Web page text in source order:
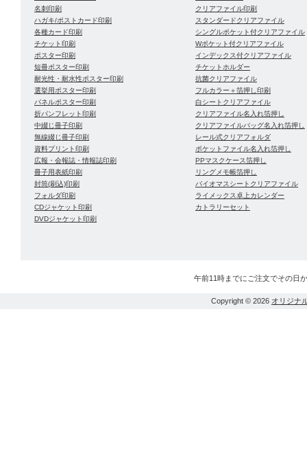
名刺印刷
ハガキ/ポストカード印刷
各種カード印刷
チケット印刷
ポスター印刷
短冊ポスター印刷
耐光性・耐水性ポスター印刷
選挙用ポスター印刷
パネルポスター印刷
折パンフレット印刷
中綴じ冊子印刷
無線綴じ冊子印刷
資料プリント印刷
広報・会報誌・情報誌印刷
冊子用表紙印刷
封筒(刷込)印刷
フォルダ印刷
CDジャケット印刷
DVDジャケット印刷
クリアファイル印刷
スタンダードクリアファイル
シングルポケット付クリアファイル
Wポケット付クリアファイル
インデックス付クリアファイル
チケットホルダー
抗菌クリアファイル
フルカラー＋箔押し印刷
白シートクリアファイル
クリアファイル名入れ箔押し
クリアファイルバッグ名入れ箔押し
レール式クリアフォルダ
ポケットファイル名入れ箔押し
PPマスクケース箔押し
リングメモ帳箔押し
バイオマスシートクリアファイル
ライメックス卓上カレンダー
カトラリーセット
午前11時までにご注文でその日
Copyright © 2026 オリジナ